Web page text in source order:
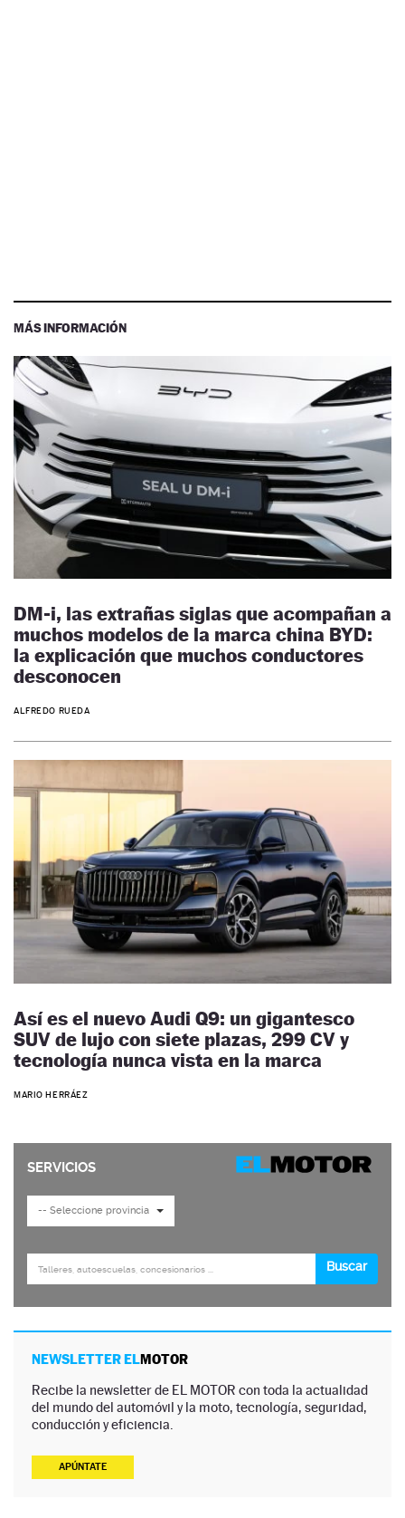
MÁS INFORMACIÓN
DM-i, las extrañas siglas que acompañan a
muchos modelos de la marca china BYD:
la explicación que muchos conductores
desconocen
ALFREDO RUEDA
Así es el nuevo Audi Q9: un gigantesco
SUV de lujo con siete plazas, 299 CV y
tecnología nunca vista en la marca
MARIO HERRÁEZ
NEWSLETTER ELMOTOR
Recibe la newsletter de EL MOTOR con toda la actualidad
del mundo del automóvil y la moto, tecnología, seguridad,
conducción y eficiencia.
APÚNTATE